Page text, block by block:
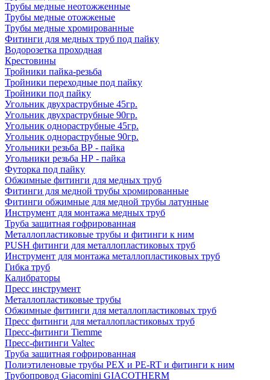
Трубы медные неотожженные
Трубы медные отожженые
Трубы медные хромированные
Фитинги для медных труб под пайку
Водорозетка проходная
Крестовины
Тройники пайка-резьба
Тройники переходные под пайку
Тройники под пайку
Угольник двухраструбные 45гр.
Угольник двухраструбные 90гр.
Угольник однораструбные 45гр.
Угольник однораструбные 90гр.
Угольники резьба ВР - пайка
Угольники резьба НР - пайка
Футорка под пайку
Обжимные фитинги для медных труб
Фитинги для медной трубы хромированные
Фитинги обжимные для медной трубы латунные
Инструмент для монтажа медных труб
Труба защитная гофрированная
Металлопластиковые трубы и фитинги к ним
PUSH фитинги для металлопластиковых труб
Инструмент для монтажа металлопластиковых труб
Гибка труб
Калибраторы
Пресс инструмент
Металлопластиковые трубы
Обжимные фитинги для металлопластиковых труб
Пресс фитинги для металлопластиковых труб
Пресс-фитинги Tiemme
Пресс-фитинги Valtec
Труба защитная гофрированная
Полиэтиленовые трубы PEX и PE-RT и фитинги к ним
Трубопровод Giacomini GIACOTHERM